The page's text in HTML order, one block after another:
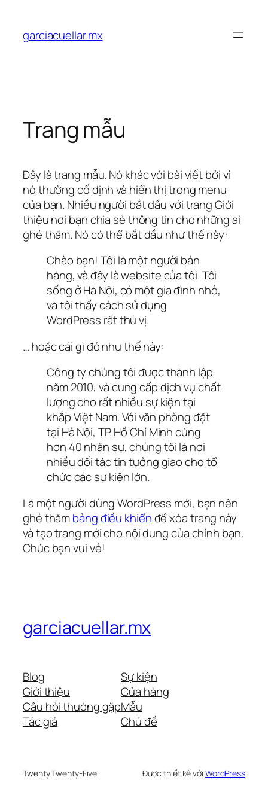
phầngarciacuellar.mx
Trang mẫu
Đây là trang mẫu. Nó khác với bài viết bởi vì
nó thường cố định và hiển thị trong menu
của bạn. Nhiều người bắt đầu với trang Giới
thiệu nơi bạn chia sẻ thông tin cho những ai
ghé thăm. Nó có thể bắt đầu như thế này:
Chào bạn! Tôi là một người bán
hàng, và đây là website của tôi. Tôi
sống ở Hà Nội, có một gia đình nhỏ,
và tôi thấy cách sử dụng
WordPress rất thú vị.
… hoặc cái gì đó như thế này:
Công ty chúng tôi được thành lập
năm 2010, và cung cấp dịch vụ chất
lượng cho rất nhiều sự kiện tại
khắp Việt Nam. Với văn phòng đặt
tại Hà Nội, TP. Hồ Chí Minh cùng
hơn 40 nhân sự, chúng tôi là nơi
nhiều đối tác tin tưởng giao cho tổ
chức các sự kiện lớn.
Là một người dùng WordPress mới, bạn nên
ghé thămbảng điều khiểnđể xóa trang này
và tạo trang mới cho nội dung của chính bạn.
Chúc bạn vui vẻ!
garciacuellar.mx
Blog
Giới thiệu
Câu hỏi thường gặp
Tác giả
Sự kiện
Cửa hàng
Mẫu
Chủ đề
Twenty Twenty-Five Được thiết kế với WordPress